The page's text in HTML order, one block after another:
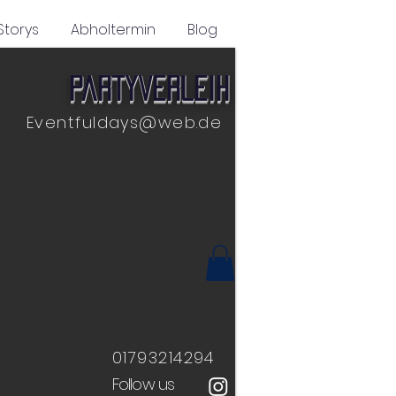
Partyverleih
01793214294
Follow us
Abholtermin Blog
Eventfuldays@web.de